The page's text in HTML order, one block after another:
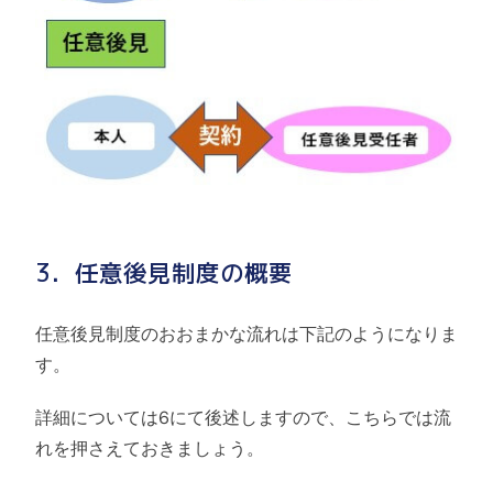
3．任意後見制度の概要
任意後見制度のおおまかな流れは下記のようになりま
す。
詳細については6にて後述しますので、こちらでは流
れを押さえておきましょう。